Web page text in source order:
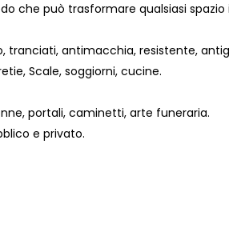
che può trasformare qualsiasi spazio
tranciati, antimacchia, resistente,
Scale, soggiorni, cucine.
portali, caminetti, arte funeraria.
e privato.